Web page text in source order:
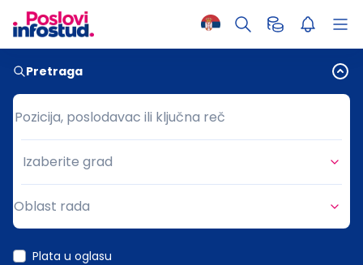
Pretraga
Pozicija, poslodavac ili ključna reč
Pozicija, poslodavac ili ključna reč
Grad
Izaberite grad
Oblast rada
Plata u oglasu